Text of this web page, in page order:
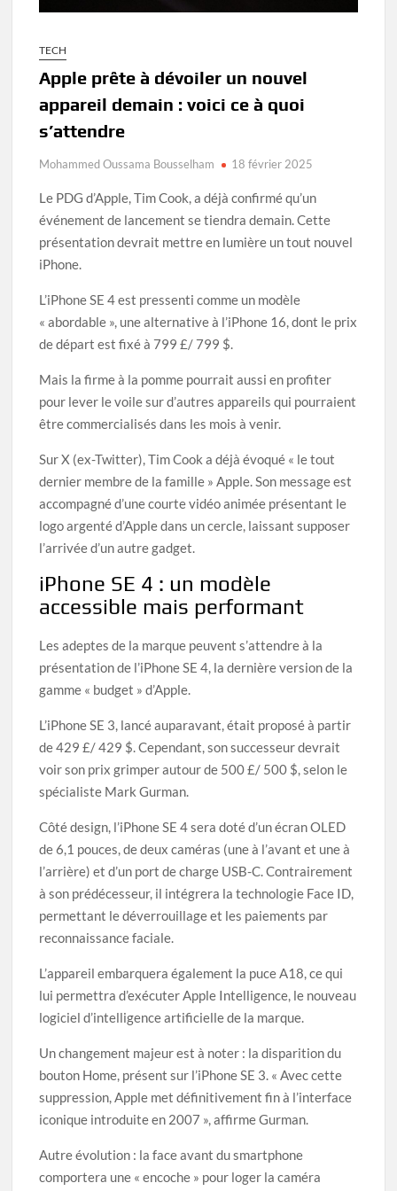
TECH
Apple prête à dévoiler un nouvel
appareil demain : voici ce à quoi
s’attendre
Mohammed Oussama Bousselham 18 février 2025
Le PDG d’Apple, Tim Cook, a déjà confirmé qu’un
événement de lancement se tiendra demain. Cette
présentation devrait mettre en lumière un tout nouvel
iPhone.
L’iPhone SE 4 est pressenti comme un modèle
« abordable », une alternative à l’iPhone 16, dont le prix
de départ est fixé à 799 £/ 799 $.
Mais la firme à la pomme pourrait aussi en profiter
pour lever le voile sur d’autres appareils qui pourraient
être commercialisés dans les mois à venir.
Sur X (ex-Twitter), Tim Cook a déjà évoqué « le tout
dernier membre de la famille » Apple. Son message est
accompagné d’une courte vidéo animée présentant le
logo argenté d’Apple dans un cercle, laissant supposer
l’arrivée d’un autre gadget.
iPhone SE 4 : un modèle
accessible mais performant
Les adeptes de la marque peuvent s’attendre à la
présentation de l’iPhone SE 4, la dernière version de la
gamme « budget » d’Apple.
L’iPhone SE 3, lancé auparavant, était proposé à partir
de 429 £/ 429 $. Cependant, son successeur devrait
voir son prix grimper autour de 500 £/ 500 $, selon le
spécialiste Mark Gurman.
Côté design, l’iPhone SE 4 sera doté d’un écran OLED
de 6,1 pouces, de deux caméras (une à l’avant et une à
l’arrière) et d’un port de charge USB-C. Contrairement
à son prédécesseur, il intégrera la technologie Face ID,
permettant le déverrouillage et les paiements par
reconnaissance faciale.
L’appareil embarquera également la puce A18, ce qui
lui permettra d’exécuter Apple Intelligence, le nouveau
logiciel d’intelligence artificielle de la marque.
Un changement majeur est à noter : la disparition du
bouton Home, présent sur l’iPhone SE 3. « Avec cette
suppression, Apple met définitivement fin à l’interface
iconique introduite en 2007 », affirme Gurman.
Autre évolution : la face avant du smartphone
comportera une « encoche » pour loger la caméra